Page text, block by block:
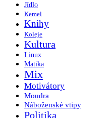
Jídlo
Kemel
Knihy
Koleje
Kultura
Linux
Matika
Mix
Motivátory
Moudra
Náboženské vtipy
Politika